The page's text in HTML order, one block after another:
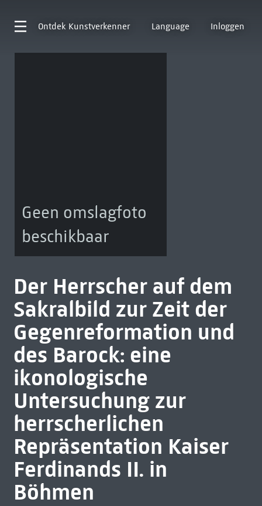
Ontdek Kunstverkenner Language Inloggen
Geen omslagfoto
beschikbaar
Der Herrscher auf dem
Sakralbild zur Zeit der
Gegenreformation und
des Barock: eine
ikonologische
Untersuchung zur
herrscherlichen
Repräsentation Kaiser
Ferdinands II. in
Böhmen